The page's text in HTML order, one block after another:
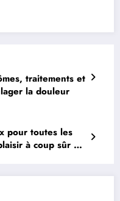
traitements et
la douleur
pour toutes les
à coup sûr en